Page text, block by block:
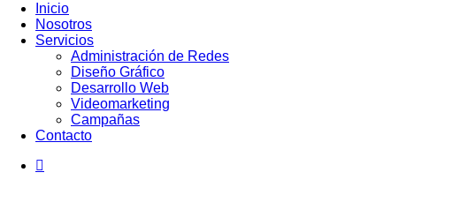
Inicio
Nosotros
Servicios
Administración de Redes
Diseño Gráfico
Desarrollo Web
Videomarketing
Campañas
Contacto